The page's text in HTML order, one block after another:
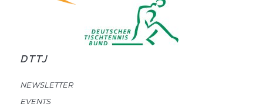
DTTJ
NEWSLETTER
EVENTS